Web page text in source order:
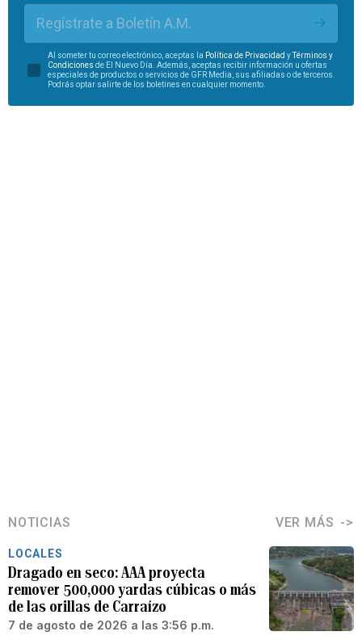
Regístrate a Boletín A.M.
Al someter tu correo electrónico, aceptas la Política de Privacidad yTérminos y
Condiciones de El Nuevo Día. Además, aceptas recibir información u ofertas
especiales de productos o servicios de GFR Media, sus afiliadas o de terceros.
Podrás optar salirte de los boletines en cualquier momento.
NOTICIAS VER MÁS
LOCALES
Dragado en seco: AAA proyecta
remover 500,000 yardas cúbicas o más
de las orillas de Carraízo
7 de agosto de 2026 a las 3:56 p.m.